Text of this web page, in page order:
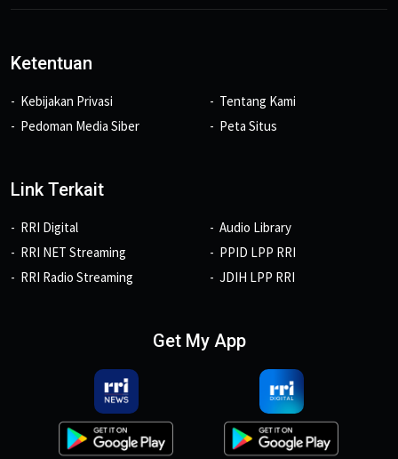
Ketentuan
Kebijakan Privasi
Pedoman Media Siber
Tentang Kami
Peta Situs
Link Terkait
RRI Digital
RRI NET Streaming
RRI Radio Streaming
Audio Library
PPID LPP RRI
JDIH LPP RRI
Get My App